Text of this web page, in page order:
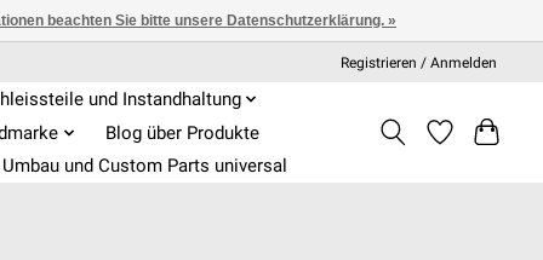
Registrieren / Anmelden
und Instandhaltung
Blog über Produkte
Umbau und Custom Parts universal
beachten Sie bitte unsere Datenschutzerklärung. »